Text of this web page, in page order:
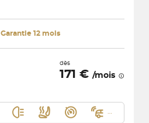
Garantie 12 mois
dès
171 € /mois